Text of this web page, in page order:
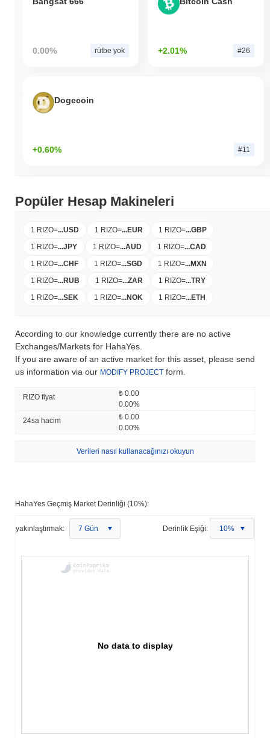
0.00% rütbe yok +2.01% #26
Dogecoin
+0.60% #11
Popüler Hesap Makineleri
1 RIZO=...USD 1 RIZO=...EUR 1 RIZO=...GBP
1 RIZO=...JPY 1 RIZO=...AUD 1 RIZO=...CAD
1 RIZO=...CHF 1 RIZO=...SGD 1 RIZO=...MXN
1 RIZO=...RUB 1 RIZO=...ZAR 1 RIZO=...TRY
1 RIZO=...SEK 1 RIZO=...NOK 1 RIZO=...ETH
According to our knowledge currently there are no active
Exchanges/Markets for HahaYes.
If you are aware of an active market for this asset, please send
us information via our MODIFY PROJECT form.
RIZO fiyat
₺ 0.00
0.00%
24sa hacim
₺ 0.00
0.00%
Verileri nasıl kullanacağınızı okuyun
HahaYes Geçmiş Market Derinliği (10%):
yakınlaştırmak: 7 Gün Derinlik Eşiği: 10%
No data to display